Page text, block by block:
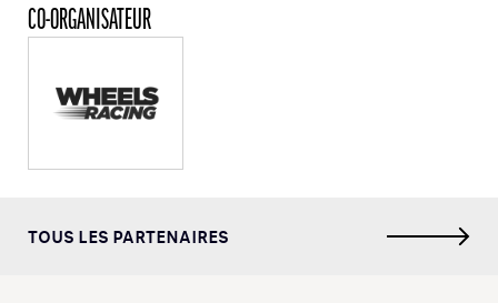
CO-ORGANISATEUR
TOUS LES PARTENAIRES